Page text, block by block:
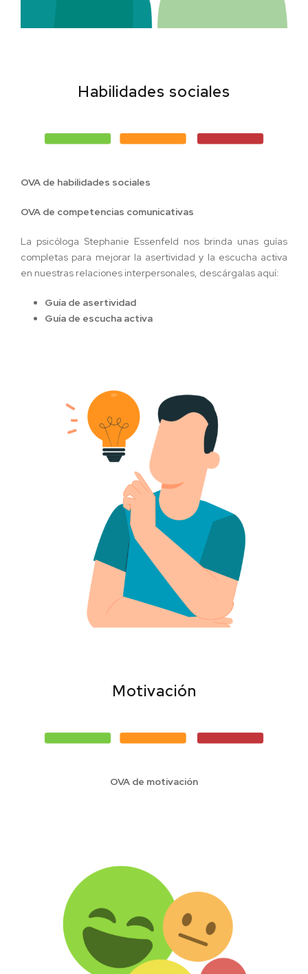
Habilidades sociales
OVA de habilidades sociales
OVA de competencias comunicativas
La psicóloga Stephanie Essenfeld nos brinda unas guías
completas para mejorar la asertividad y la escucha activa
en nuestras relaciones interpersonales, descárgalas aquí:
Guía de asertividad
Guía de escucha activa
Motivación
OVA de motivación